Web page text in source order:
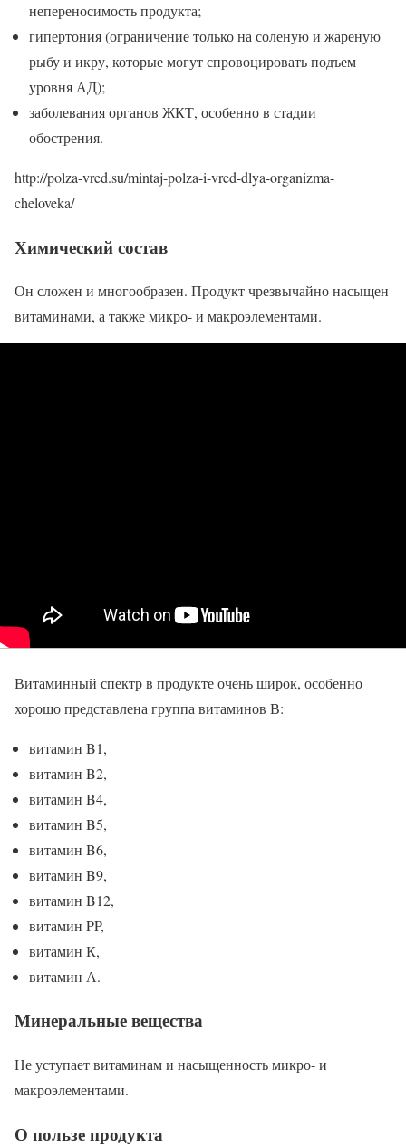
непереносимость продукта;
гипертония (ограничение только на соленую и жареную
рыбу и икру, которые могут спровоцировать подъем
уровня АД);
заболевания органов ЖКТ, особенно в стадии
обострения.
http://polza-vred.su/mintaj-polza-i-vred-dlya-organizma-
cheloveka/
Химический состав
Он сложен и многообразен. Продукт чрезвычайно насыщен
витаминами, а также микро- и макроэлементами.
Витаминный спектр в продукте очень широк, особенно
хорошо представлена группа витаминов В:
витамин B1,
витамин B2,
витамин B4,
витамин B5,
витамин B6,
витамин B9,
витамин B12,
витамин PP,
витамин К,
витамин А.
Минеральные вещества
Не уступает витаминам и насыщенность микро- и
макроэлементами.
О пользе продукта